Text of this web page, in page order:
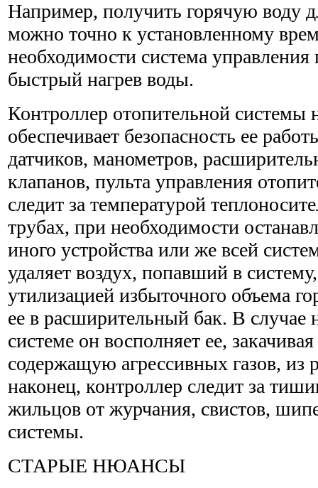
Например, получить горячую воду
можно точно к установленному
необходимости система
быстрый нагрев воды.
Контроллер отопительной системы
обеспечивает безопасность ее
датчиков, манометров,
клапанов, пульта управления
следит за температурой
трубах, при необходимости
иного устройства или же всей
удаляет воздух, попавший в
утилизацией избыточного объема
ее в расширительный бак. В случае
системе он восполняет ее,
содержащую агрессивных газов, из
наконец, контроллер следит за
жильцов от журчания, свистов,
системы.
СТАРЫЕ НЮАНСЫ